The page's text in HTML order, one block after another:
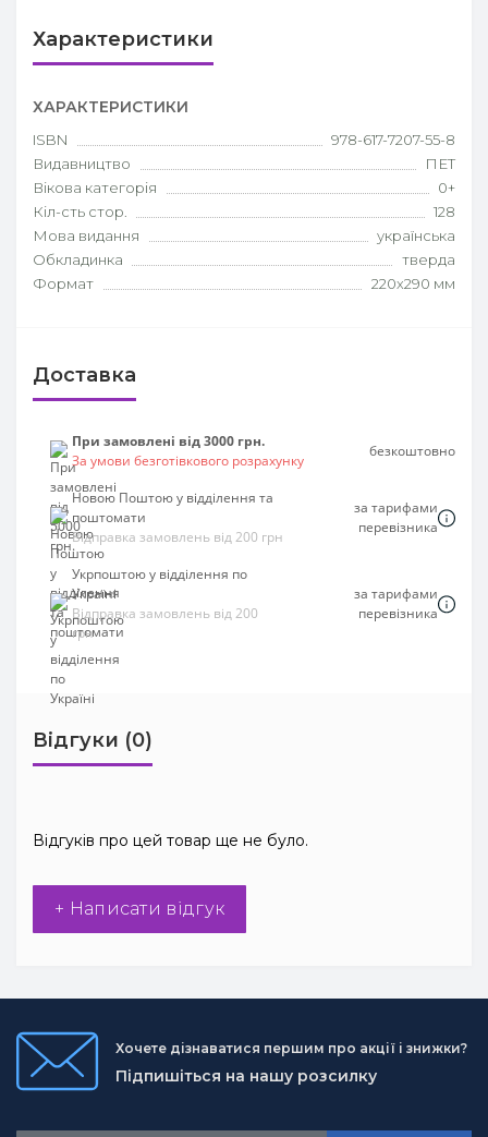
Характеристики
ХАРАКТЕРИСТИКИ
ISBN
978-617-7207-55-8
Видавництво
ПЕТ
Вікова категорія
0+
Кіл-сть стор.
128
Мова видання
українська
Обкладинка
тверда
Формат
220х290 мм
Доставка
При замовлені від 3000 грн.
За умови безготівкового розрахунку
безкоштовно
Новою Поштою у відділення та
поштомати
Відправка замовлень від 200 грн
за тарифами
перевізника
Укрпоштою у відділення по
Україні
Відправка замовлень від 200
грн
за тарифами
перевізника
Відгуки (0)
Відгуків про цей товар ще не було.
+ Написати відгук
Хочете дізнаватися першим про акції і знижки?
Підпишіться на нашу розсилку